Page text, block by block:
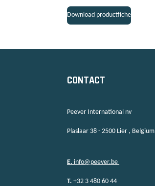
Download productfiche
CONTACT
Peever International nv
Plaslaar 38 - 2500 Lier , Belgium
E. info@peever.be
T. +32 3 480 60 44